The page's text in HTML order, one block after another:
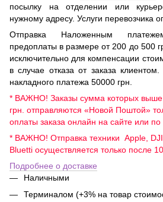
посылку на отделении или
нужному адресу. Услуги перевозчика
Отправка Наложенным
предоплаты в размере от 200 до 500
исключительно для компенсации
в случае отказа от заказа
накладного платежа 50000 грн.
* ВАЖНО! Заказы сумма которых
грн. отправляются «Новой Поштой»
оплаты заказа онлайн на сайте или по
* ВАЖНО! Отправка техники Apple,
Bluetti осуществляется только после
Подробнее о доставке
Наличными
Терминалом (+3% на товар